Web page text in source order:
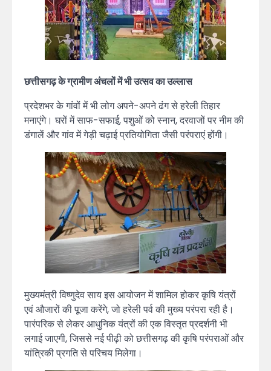
छत्तीसगढ़ के ग्रामीण अंचलों में भी उत्सव का उल्लास
प्रदेशभर के गांवों में भी लोग अपने-अपने ढंग से हरेली तिहार
मनाएंगे। घरों में साफ-सफाई, पशुओं को स्नान, दरवाजों पर नीम की
डंगालें और गांव में गेड़ी चढ़ाई प्रतियोगिता जैसी परंपराएं होंगी।
मुख्यमंत्री विष्णुदेव साय इस आयोजन में शामिल होकर कृषि यंत्रों
एवं औजारों की पूजा करेंगे, जो हरेली पर्व की मुख्य परंपरा रही है।
पारंपरिक से लेकर आधुनिक यंत्रों की एक विस्तृत प्रदर्शनी भी
लगाई जाएगी, जिससे नई पीढ़ी को छत्तीसगढ़ की कृषि परंपराओं और
यांत्रिकी प्रगति से परिचय मिलेगा।